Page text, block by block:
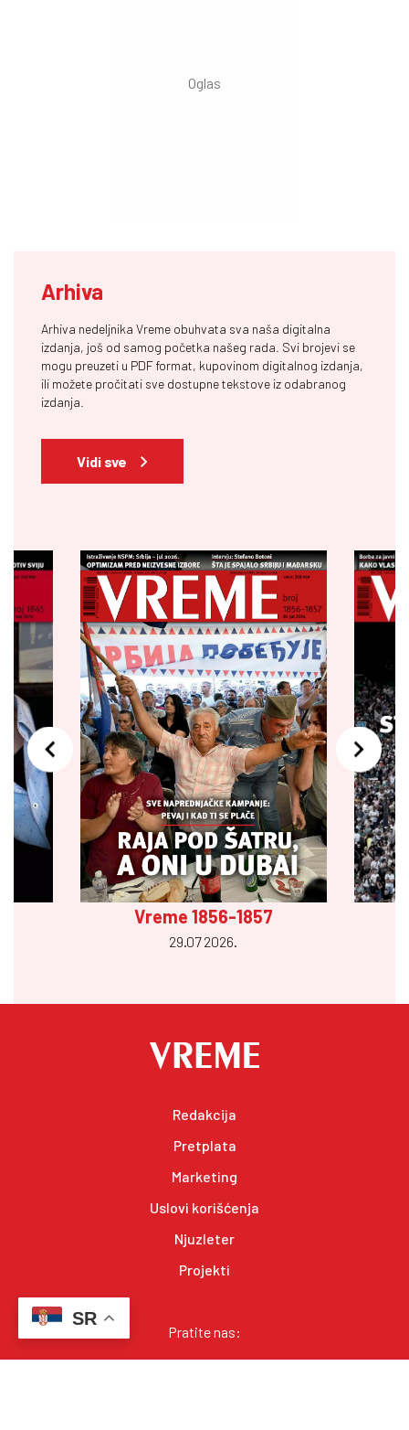
Arhiva
Arhiva nedeljnika Vreme obuhvata sva naša digitalna
izdanja, još od samog početka našeg rada. Svi brojevi se
mogu preuzeti u PDF format, kupovinom digitalnog izdanja,
ili možete pročitati sve dostupne tekstove iz odabranog
izdanja.
Vidi sve
Vreme 1856-1857
29.07 2026.
Redakcija
Pretplata
Marketing
Uslovi korišćenja
Njuzleter
Projekti
Pratite nas:
SR